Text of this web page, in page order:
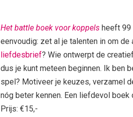
Het battle boek voor koppels heeft 99
eenvoudig: zet al je talenten in om
liefdesbrief? Wie ontwerpt de
dus je kunt meteen beginnen. Ik ben
spel? Motiveer je keuzes, verzamel
nóg beter kennen. Een liefdevol
Prijs: €15,-